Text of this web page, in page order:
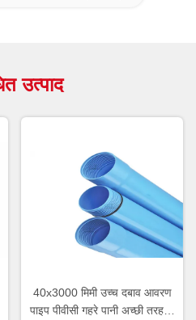
उत्पाद
40x3000 मिमी उच्च दबाव आवरण
पाइप पीवीसी गहरे पानी अच्छी तरह से